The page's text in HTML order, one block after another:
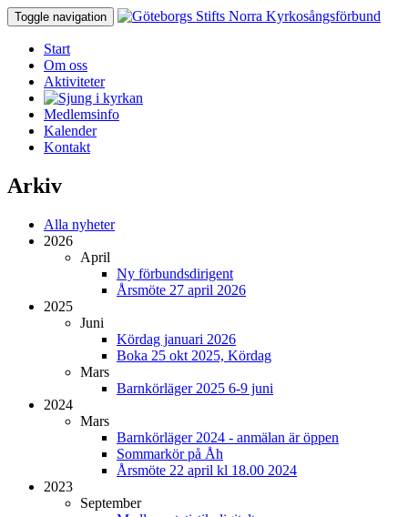
Toggle navigation
Start
Om oss
Aktiviteter
Medlemsinfo
Kalender
Kontakt
Arkiv
Alla nyheter
2026
April
Ny förbundsdirigent
Årsmöte 27 april 2026
2025
Juni
Kördag januari 2026
Boka 25 okt 2025, Kördag
Mars
Barnkörläger 2025 6-9 juni
2024
Mars
Barnkörläger 2024 - anmälan är öppen
Sommarkör på Åh
Årsmöte 22 april kl 18.00 2024
2023
September